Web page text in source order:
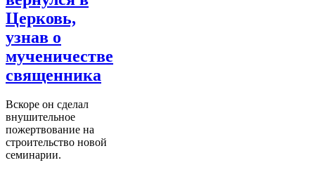
Церковь,
узнав о
мученичестве
священника
Вскоре он сделал
внушительное
пожертвование на
строительство новой
семинарии.